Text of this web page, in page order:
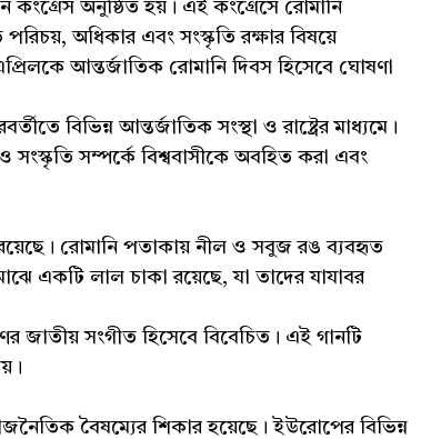
কংগ্রেস অনুষ্ঠিত হয়। এই কংগ্রেসে রোমানি
অধিকার এবং সংস্কৃতি রক্ষার বিষয়ে
আন্তর্জাতিক রোমানি দিবস হিসেবে ঘোষণা
বিভিন্ন আন্তর্জাতিক সংস্থা ও রাষ্ট্রের মাধ্যমে।
সম্পর্কে বিশ্ববাসীকে অবহিত করা এবং
রোমানি পতাকায় নীল ও সবুজ রঙ ব্যবহৃত
একটি লাল চাকা রয়েছে, যা তাদের যাযাবর
জাতীয় সংগীত হিসেবে বিবেচিত। এই গানটি
বৈষম্যের শিকার হয়েছে। ইউরোপের বিভিন্ন